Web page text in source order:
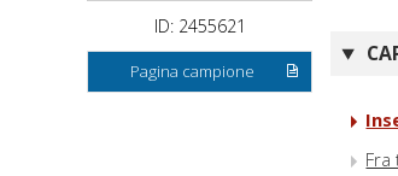
ID: 2455621
Pagina campione